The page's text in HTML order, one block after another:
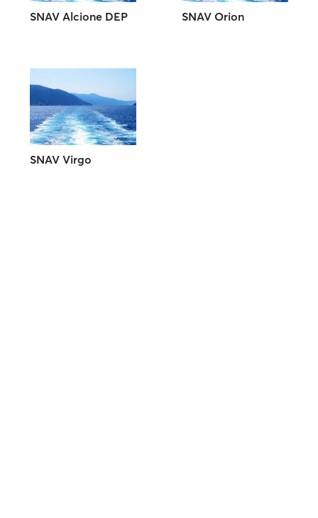
SNAV Alcione DEP SNAV Orion
SNAV Virgo